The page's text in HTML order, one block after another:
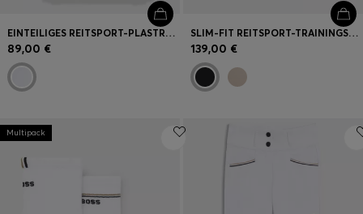
EINTEILIGES REITSPORT-PLASTRON MIT GLITZER-LOGO
89,00 €
SLIM-FIT REITSPORT-TRAININGSSHIRT AUS POWER-STRETCH-MATERIAL
139,00 €
Multipack